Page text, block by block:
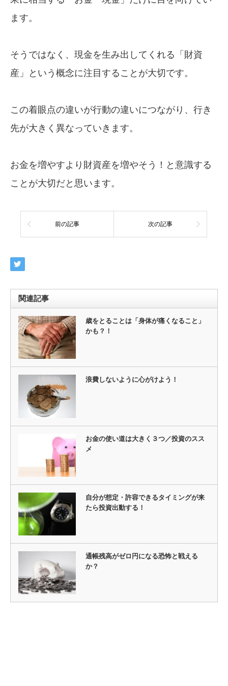
ます。
そうではなく、現金を生み出してくれる「財資
産」という概念に注目することが大切です。
この着眼点の違いが行動の違いにつながり、行き
先が大きく異なっていきます。
お金を増やすより財資産を増やそう！と意識する
ことが大切だと思います。
前の記事 次の記事
関連記事
歳をとることは「身体が痛くなること」
かも？！
浪費しないように心がけよう！
お金の使い道は大きく３つ／投資のスス
メ
自分が想定・許容できるタイミングが来
たら投資出動する！
通帳残高がゼロ円になる恐怖と戦える
か？